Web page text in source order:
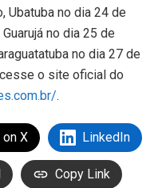
Ubatuba no dia 24 de
no dia 25 de
no dia 27 de
o site oficial do
.
on X LinkedIn
Copy Link